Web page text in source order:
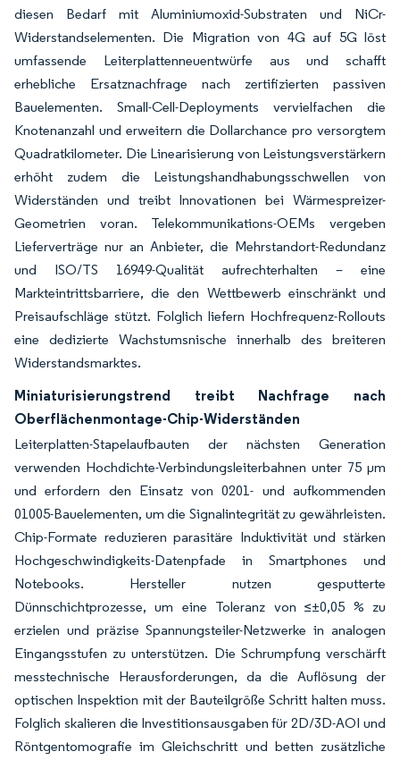
diesen Bedarf mit Aluminiumoxid-Substraten und NiCr-
Widerstandselementen. Die Migration von 4G auf 5G löst
umfassende Leiterplattenneuentwürfe aus und schafft
erhebliche Ersatznachfrage nach zertifizierten passiven
Bauelementen. Small-Cell-Deployments vervielfachen die
Knotenanzahl und erweitern die Dollarchance pro versorgtem
Quadratkilometer. Die Linearisierung von Leistungsverstärkern
erhöht zudem die Leistungshandhabungsschwellen von
Widerständen und treibt Innovationen bei Wärmespreizer-
Geometrien voran. Telekommunikations-OEMs vergeben
Lieferverträge nur an Anbieter, die Mehrstandort-Redundanz
und ISO/TS 16949-Qualität aufrechterhalten – eine
Markteintrittsbarriere, die den Wettbewerb einschränkt und
Preisaufschläge stützt. Folglich liefern Hochfrequenz-Rollouts
eine dedizierte Wachstumsnische innerhalb des breiteren
Widerstandsmarktes.
Miniaturisierungstrend treibt Nachfrage nach
Oberflächenmontage-Chip-Widerständen
Leiterplatten-Stapelaufbauten der nächsten Generation
verwenden Hochdichte-Verbindungsleiterbahnen unter 75 µm
und erfordern den Einsatz von 0201- und aufkommenden
01005-Bauelementen, um die Signalintegrität zu gewährleisten.
Chip-Formate reduzieren parasitäre Induktivität und stärken
Hochgeschwindigkeits-Datenpfade in Smartphones und
Notebooks. Hersteller nutzen gesputterte
Dünnschichtprozesse, um eine Toleranz von ≤±0,05 % zu
erzielen und präzise Spannungsteiler-Netzwerke in analogen
Eingangsstufen zu unterstützen. Die Schrumpfung verschärft
messtechnische Herausforderungen, da die Auflösung der
optischen Inspektion mit der Bauteilgröße Schritt halten muss.
Folglich skalieren die Investitionsausgaben für 2D/3D-AOI und
Röntgentomografie im Gleichschritt und betten zusätzliche